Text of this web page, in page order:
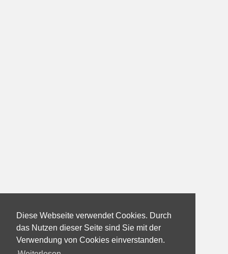
Diese Webseite verwendet Cookies. Durch
das Nutzen dieser Seite sind Sie mit der
Verwendung von Cookies einverstanden.